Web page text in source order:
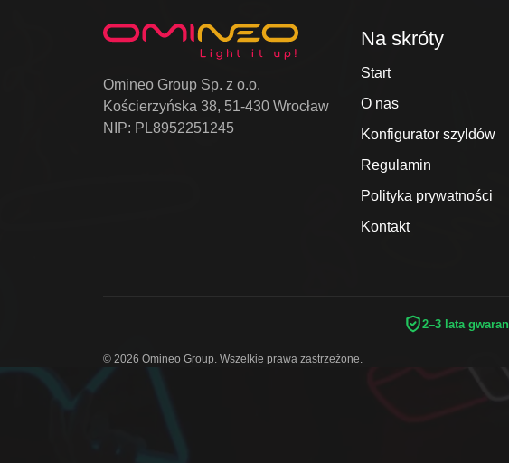
Omineo Group Sp. z o.o.
Kościerzyńska 38, 51-430 Wrocław
NIP: PL8952251245
Na skróty
Start
O nas
Konfigurator szyldów
Regulamin
Polityka prywatności
Kontakt
2–3 lata
© 2026 Omineo Group. Wszelkie prawa zastrzeżone.